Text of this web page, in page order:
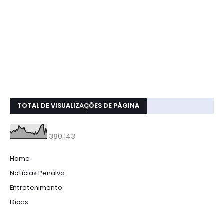
TOTAL DE VISUALIZAÇÕES DE PÁGINA
380,143
Home
Notícias Penalva
Entretenimento
Dicas